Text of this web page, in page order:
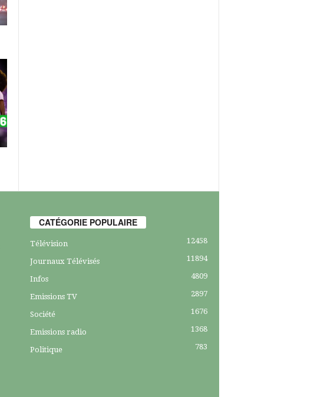
CATÉGORIE POPULAIRE
Télévision 12458
Journaux Télévisés 11894
Infos 4809
Emissions TV 2897
Société 1676
Emissions radio 1368
Politique 783